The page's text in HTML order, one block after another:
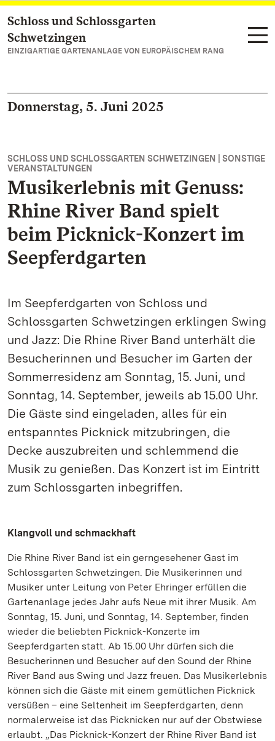
Zum Hauptinhalt springen
Schloss und Schlossgarten
Schwetzingen
EINZIGARTIGE GARTENANLAGE VON EUROPÄISCHEM RANG
Donnerstag, 5. Juni 2025
SCHLOSS UND SCHLOSSGARTEN SCHWETZINGEN | SONSTIGE
VERANSTALTUNGEN
Musikerlebnis mit Genuss:
Rhine River Band spielt
beim Picknick-Konzert im
Seepferdgarten
Im Seepferdgarten von Schloss und
Schlossgarten Schwetzingen erklingen Swing
und Jazz: Die Rhine River Band unterhält die
Besucherinnen und Besucher im Garten der
Sommerresidenz am Sonntag, 15. Juni, und
Sonntag, 14. September, jeweils ab 15.00 Uhr.
Die Gäste sind eingeladen, alles für ein
entspanntes Picknick mitzubringen, die
Decke auszubreiten und schlemmend die
Musik zu genießen. Das Konzert ist im Eintritt
zum Schlossgarten inbegriffen.
Klangvoll und schmackhaft
Die Rhine River Band ist ein gerngesehener Gast im
Schlossgarten Schwetzingen. Die Musikerinnen und
Musiker unter Leitung von Peter Ehringer erfüllen die
Gartenanlage jedes Jahr aufs Neue mit ihrer Musik. Am
Sonntag, 15. Juni, und Sonntag, 14. September, finden
wieder die beliebten Picknick-Konzerte im
Seepferdgarten statt. Ab 15.00 Uhr dürfen sich die
Besucherinnen und Besucher auf den Sound der Rhine
River Band aus Swing und Jazz freuen. Das Musikerlebnis
können sich die Gäste mit einem gemütlichen Picknick
versüßen – eine Seltenheit im Seepferdgarten, denn
normalerweise ist das Picknicken nur auf der Obstwiese
erlaubt. „Das Picknick-Konzert der Rhine River Band ist